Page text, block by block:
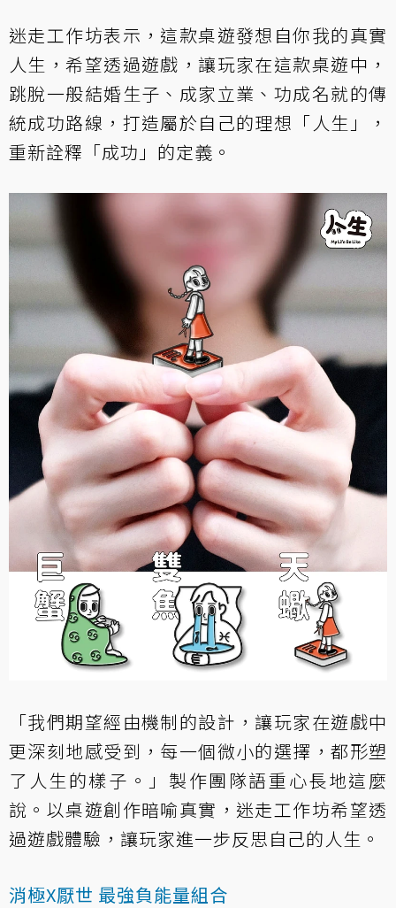
迷走工作坊表示，這款桌遊發想自你我的真實
人生，希望透過遊戲，讓玩家在這款桌遊中，
跳脫一般結婚生子、成家立業、功成名就的傳
統成功路線，打造屬於自己的理想「人生」，
重新詮釋「成功」的定義。
「我們期望經由機制的設計，讓玩家在遊戲中
更深刻地感受到，每一個微小的選擇，都形塑
了人生的樣子。」製作團隊語重心長地這麼
說。以桌遊創作暗喻真實，迷走工作坊希望透
過遊戲體驗，讓玩家進一步反思自己的人生。
消極X厭世 最強負能量組合